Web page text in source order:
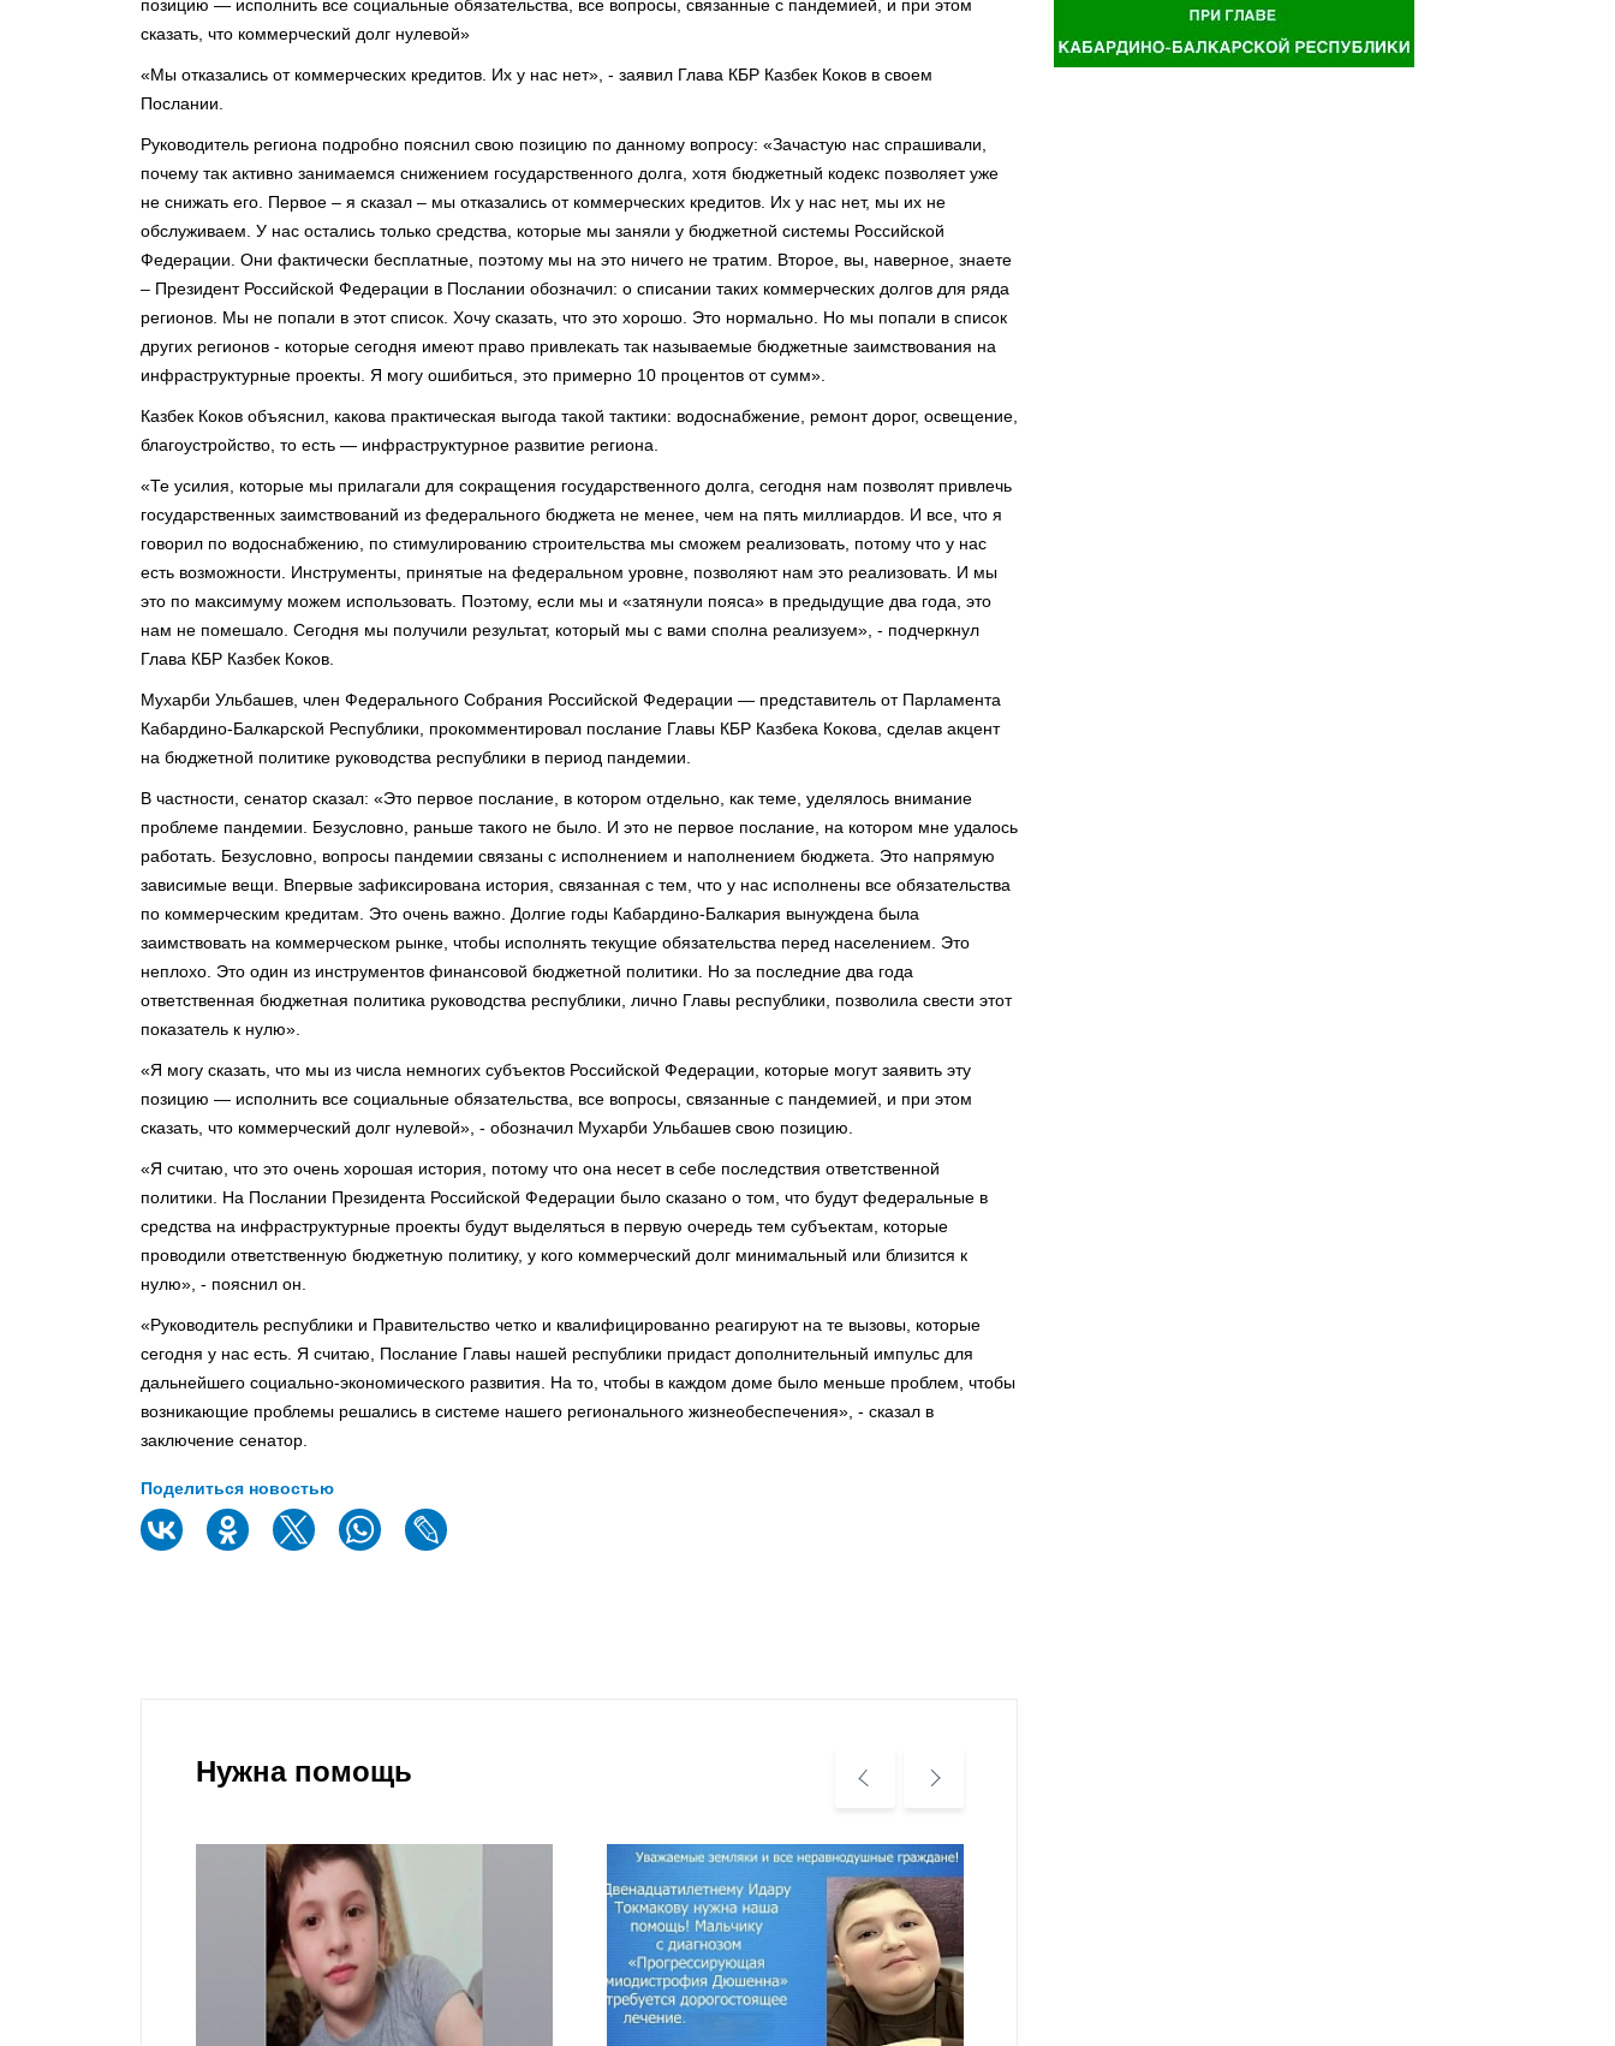
позицию — исполнить все социальные обязательства, все вопросы, связанные с пандемией, и при этом
сказать, что коммерческий долг нулевой»
«Мы отказались от коммерческих кредитов. Их у нас нет», - заявил Глава КБР Казбек Коков в своем
Послании.
Руководитель региона подробно пояснил свою позицию по данному вопросу: «Зачастую нас спрашивали,
почему так активно занимаемся снижением государственного долга, хотя бюджетный кодекс позволяет уже
не снижать его. Первое – я сказал – мы отказались от коммерческих кредитов. Их у нас нет, мы их не
обслуживаем. У нас остались только средства, которые мы заняли у бюджетной системы Российской
Федерации. Они фактически бесплатные, поэтому мы на это ничего не тратим. Второе, вы, наверное, знаете
– Президент Российской Федерации в Послании обозначил: о списании таких коммерческих долгов для ряда
регионов. Мы не попали в этот список. Хочу сказать, что это хорошо. Это нормально. Но мы попали в список
других регионов - которые сегодня имеют право привлекать так называемые бюджетные заимствования на
инфраструктурные проекты. Я могу ошибиться, это примерно 10 процентов от сумм».
Казбек Коков объяснил, какова практическая выгода такой тактики: водоснабжение, ремонт дорог, освещение,
благоустройство, то есть — инфраструктурное развитие региона.
«Те усилия, которые мы прилагали для сокращения государственного долга, сегодня нам позволят привлечь
государственных заимствований из федерального бюджета не менее, чем на пять миллиардов. И все, что я
говорил по водоснабжению, по стимулированию строительства мы сможем реализовать, потому что у нас
есть возможности. Инструменты, принятые на федеральном уровне, позволяют нам это реализовать. И мы
это по максимуму можем использовать. Поэтому, если мы и «затянули пояса» в предыдущие два года, это
нам не помешало. Сегодня мы получили результат, который мы с вами сполна реализуем», - подчеркнул
Глава КБР Казбек Коков.
Мухарби Ульбашев, член Федерального Собрания Российской Федерации — представитель от Парламента
Кабардино-Балкарской Республики, прокомментировал послание Главы КБР Казбека Кокова, сделав акцент
на бюджетной политике руководства республики в период пандемии.
В частности, сенатор сказал: «Это первое послание, в котором отдельно, как теме, уделялось внимание
проблеме пандемии. Безусловно, раньше такого не было. И это не первое послание, на котором мне удалось
работать. Безусловно, вопросы пандемии связаны с исполнением и наполнением бюджета. Это напрямую
зависимые вещи. Впервые зафиксирована история, связанная с тем, что у нас исполнены все обязательства
по коммерческим кредитам. Это очень важно. Долгие годы Кабардино-Балкария вынуждена была
заимствовать на коммерческом рынке, чтобы исполнять текущие обязательства перед населением. Это
неплохо. Это один из инструментов финансовой бюджетной политики. Но за последние два года
ответственная бюджетная политика руководства республики, лично Главы республики, позволила свести этот
показатель к нулю».
«Я могу сказать, что мы из числа немногих субъектов Российской Федерации, которые могут заявить эту
позицию — исполнить все социальные обязательства, все вопросы, связанные с пандемией, и при этом
сказать, что коммерческий долг нулевой», - обозначил Мухарби Ульбашев свою позицию.
«Я считаю, что это очень хорошая история, потому что она несет в себе последствия ответственной
политики. На Послании Президента Российской Федерации было сказано о том, что будут федеральные в
средства на инфраструктурные проекты будут выделяться в первую очередь тем субъектам, которые
проводили ответственную бюджетную политику, у кого коммерческий долг минимальный или близится к
нулю», - пояснил он.
«Руководитель республики и Правительство четко и квалифицированно реагируют на те вызовы, которые
сегодня у нас есть. Я считаю, Послание Главы нашей республики придаст дополнительный импульс для
дальнейшего социально-экономического развития. На то, чтобы в каждом доме было меньше проблем, чтобы
возникающие проблемы решались в системе нашего регионального жизнеобеспечения», - сказал в
заключение сенатор.
Поделиться новостью
Нужна помощь